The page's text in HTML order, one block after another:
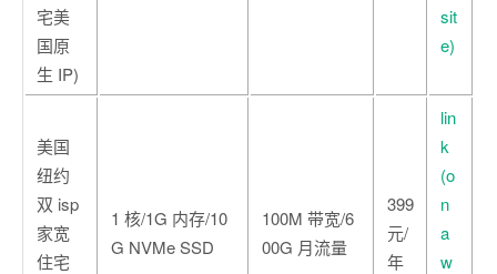
宅美
国原
生 IP)
sit
e)
美国
纽约
双 isp
家宽
住宅
1 核/1G 内存/10
G NVMe SSD
100M 带宽/6
00G 月流量
399
元/
年
lin
k
(o
n
a
w